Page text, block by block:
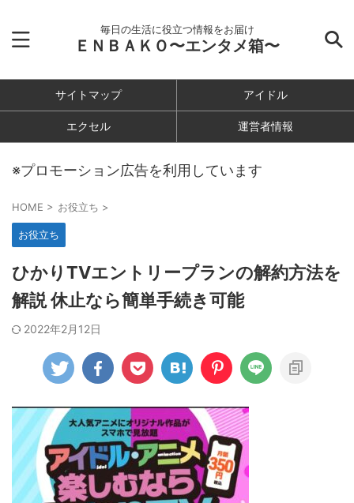
毎日の生活に役立つ情報をお届け
ＥＮＢＡＫＯ〜エンタメ箱〜
サイトマップ アイドル
エクセル 運営者情報
※プロモーション広告を利用しています
HOME > お役立ち >
お役立ち
ひかりTVエントリープランの解約方法を
解説 休止なら簡単手続き可能
2022年2月12日